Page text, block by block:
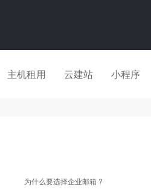
主机租用 云建站 小程序
为什么要选择企业邮箱 ?